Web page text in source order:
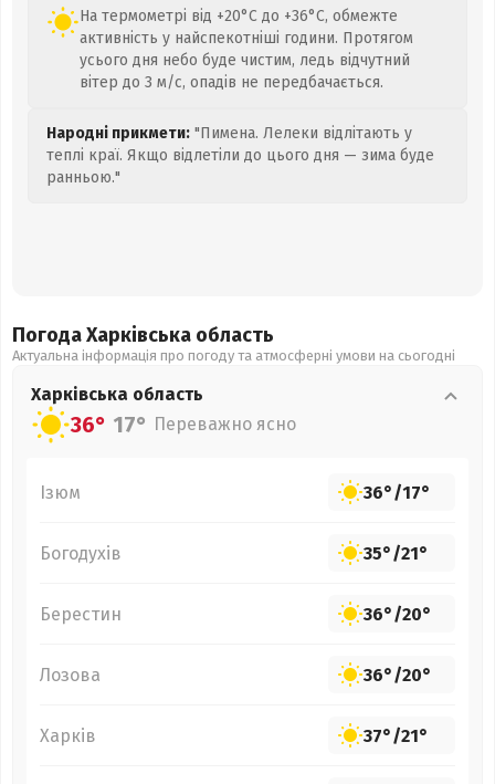
На термометрі від +20°C до +36°C, обмежте
активність у найспекотніші години. Протягом
усього дня небо буде чистим, ледь відчутний
вітер до 3 м/с, опадів не передбачається.
Народні прикмети: "Пимена. Лелеки відлітають у
теплі краї. Якщо відлетіли до цього дня — зима буде
ранньою."
Погода Харківська область
Актуальна інформація про погоду та атмосферні умови на сьогодні
Харківська область
36° 17° Переважно ясно
Ізюм 36°/17°
Богодухів 35°/21°
Берестин 36°/20°
Лозова 36°/20°
Харків 37°/21°